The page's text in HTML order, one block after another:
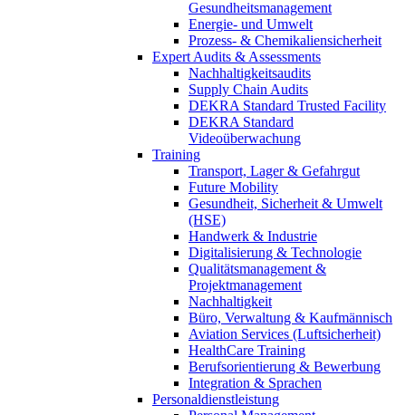
Gesundheitsmanagement
Energie- und Umwelt
Prozess- & Chemikaliensicherheit
Expert Audits & Assessments
Nachhaltigkeitsaudits
Supply Chain Audits
DEKRA Standard Trusted Facility
DEKRA Standard
Videoüberwachung
Training
Transport, Lager & Gefahrgut
Future Mobility
Gesundheit, Sicherheit & Umwelt
(HSE)
Handwerk & Industrie
Digitalisierung & Technologie
Qualitätsmanagement &
Projektmanagement
Nachhaltigkeit
Büro, Verwaltung & Kaufmännisch
Aviation Services (Luftsicherheit)
HealthCare Training
Berufsorientierung & Bewerbung
Integration & Sprachen
Personaldienstleistung